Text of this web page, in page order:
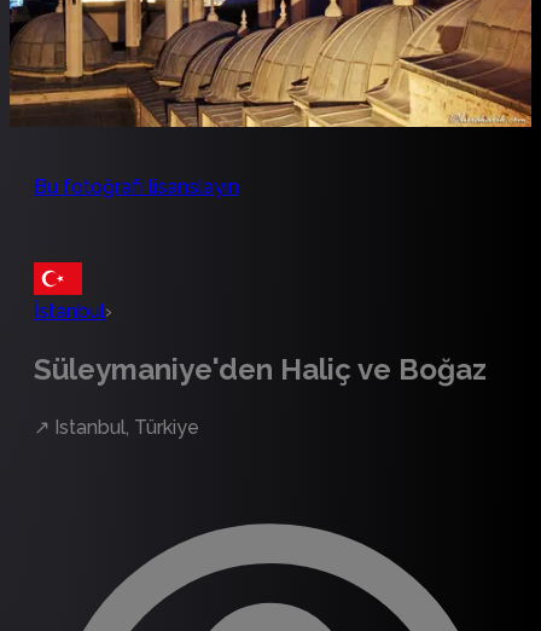
Bu fotoğrafı lisanslayın
İstanbul›
Süleymaniye'den Haliç ve Boğaz
↗ Istanbul, Türkiye